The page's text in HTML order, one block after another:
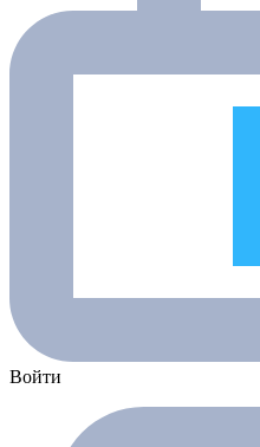
Войти